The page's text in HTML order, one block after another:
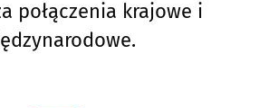
połączenia krajowe i